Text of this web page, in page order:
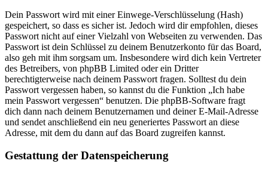
Dein Passwort wird mit einer Einwege-Verschlüsselung (Hash)
gespeichert, so dass es sicher ist. Jedoch wird dir empfohlen, dieses
Passwort nicht auf einer Vielzahl von Webseiten zu verwenden. Das
Passwort ist dein Schlüssel zu deinem Benutzerkonto für das Board,
also geh mit ihm sorgsam um. Insbesondere wird dich kein Vertreter
des Betreibers, von phpBB Limited oder ein Dritter
berechtigterweise nach deinem Passwort fragen. Solltest du dein
Passwort vergessen haben, so kannst du die Funktion „Ich habe
mein Passwort vergessen“ benutzen. Die phpBB-Software fragt
dich dann nach deinem Benutzernamen und deiner E-Mail-Adresse
und sendet anschließend ein neu generiertes Passwort an diese
Adresse, mit dem du dann auf das Board zugreifen kannst.
Gestattung der Datenspeicherung